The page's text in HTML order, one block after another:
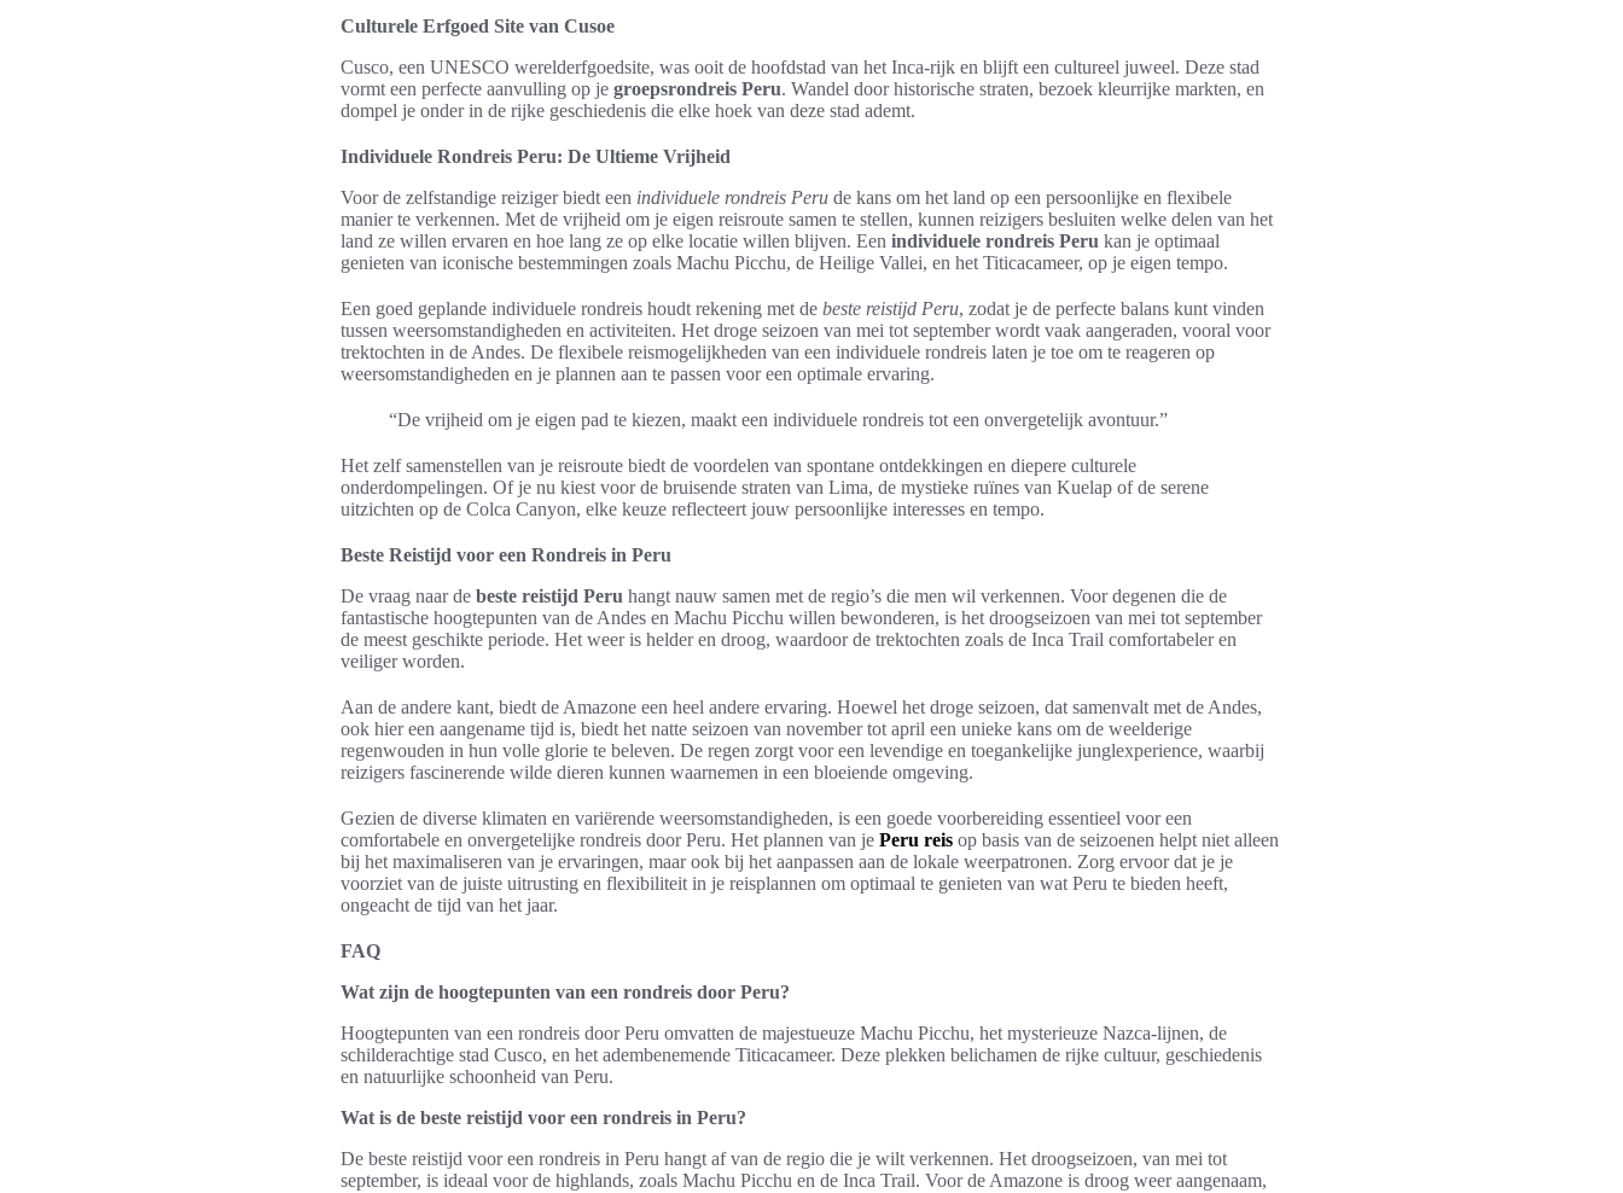
Culturele Erfgoed Site van Cusoe
Cusco, een UNESCO werelderfgoedsite, was ooit de hoofdstad van het Inca-rijk en blijft een cultureel juweel. Deze stad
vormt een perfecte aanvulling op je groepsrondreis Peru. Wandel door historische straten, bezoek kleurrijke markten, en
dompel je onder in de rijke geschiedenis die elke hoek van deze stad ademt.
Individuele Rondreis Peru: De Ultieme Vrijheid
Voor de zelfstandige reiziger biedt een individuele rondreis Peru de kans om het land op een persoonlijke en flexibele
manier te verkennen. Met de vrijheid om je eigen reisroute samen te stellen, kunnen reizigers besluiten welke delen van het
land ze willen ervaren en hoe lang ze op elke locatie willen blijven. Een individuele rondreis Peru kan je optimaal
genieten van iconische bestemmingen zoals Machu Picchu, de Heilige Vallei, en het Titicacameer, op je eigen tempo.
Een goed geplande individuele rondreis houdt rekening met de beste reistijd Peru, zodat je de perfecte balans kunt vinden
tussen weersomstandigheden en activiteiten. Het droge seizoen van mei tot september wordt vaak aangeraden, vooral voor
trektochten in de Andes. De flexibele reismogelijkheden van een individuele rondreis laten je toe om te reageren op
weersomstandigheden en je plannen aan te passen voor een optimale ervaring.
“De vrijheid om je eigen pad te kiezen, maakt een individuele rondreis tot een onvergetelijk avontuur.”
Het zelf samenstellen van je reisroute biedt de voordelen van spontane ontdekkingen en diepere culturele
onderdompelingen. Of je nu kiest voor de bruisende straten van Lima, de mystieke ruïnes van Kuelap of de serene
uitzichten op de Colca Canyon, elke keuze reflecteert jouw persoonlijke interesses en tempo.
Beste Reistijd voor een Rondreis in Peru
De vraag naar de beste reistijd Peru hangt nauw samen met de regio’s die men wil verkennen. Voor degenen die de
fantastische hoogtepunten van de Andes en Machu Picchu willen bewonderen, is het droogseizoen van mei tot september
de meest geschikte periode. Het weer is helder en droog, waardoor de trektochten zoals de Inca Trail comfortabeler en
veiliger worden.
Aan de andere kant, biedt de Amazone een heel andere ervaring. Hoewel het droge seizoen, dat samenvalt met de Andes,
ook hier een aangename tijd is, biedt het natte seizoen van november tot april een unieke kans om de weelderige
regenwouden in hun volle glorie te beleven. De regen zorgt voor een levendige en toegankelijke junglexperience, waarbij
reizigers fascinerende wilde dieren kunnen waarnemen in een bloeiende omgeving.
Gezien de diverse klimaten en variërende weersomstandigheden, is een goede voorbereiding essentieel voor een
comfortabele en onvergetelijke rondreis door Peru. Het plannen van je Peru reis op basis van de seizoenen helpt niet alleen
bij het maximaliseren van je ervaringen, maar ook bij het aanpassen aan de lokale weerpatronen. Zorg ervoor dat je je
voorziet van de juiste uitrusting en flexibiliteit in je reisplannen om optimaal te genieten van wat Peru te bieden heeft,
ongeacht de tijd van het jaar.
FAQ
Wat zijn de hoogtepunten van een rondreis door Peru?
Hoogtepunten van een rondreis door Peru omvatten de majestueuze Machu Picchu, het mysterieuze Nazca-lijnen, de
schilderachtige stad Cusco, en het adembenemende Titicacameer. Deze plekken belichamen de rijke cultuur, geschiedenis
en natuurlijke schoonheid van Peru.
Wat is de beste reistijd voor een rondreis in Peru?
De beste reistijd voor een rondreis in Peru hangt af van de regio die je wilt verkennen. Het droogseizoen, van mei tot
september, is ideaal voor de highlands, zoals Machu Picchu en de Inca Trail. Voor de Amazone is droog weer aangenaam,